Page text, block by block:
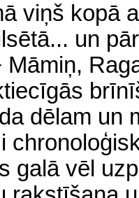
viņš kopā
un
Māmiņ,
dēlam un
galā vēl